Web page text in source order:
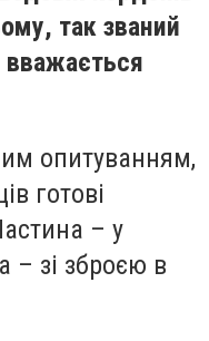
так званий
вважається
опитуванням,
готові
– у
– зі зброєю в